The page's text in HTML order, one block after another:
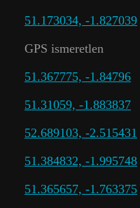
51.173034, -1.827039
GPS ismeretlen
51.367775, -1.84796
51.31059, -1.883837
52.689103, -2.515431
51.384832, -1.995748
51.365657, -1.763375